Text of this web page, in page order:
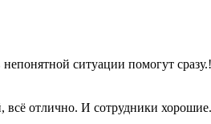
ситуации помогут
всё отлично. И сотрудники хорошие.